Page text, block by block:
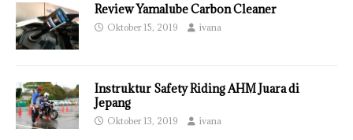
Review Yamalube Carbon Cleaner
Oktober 15, 2019 ivana
Instruktur Safety Riding AHM Juara di
Jepang
Oktober 13, 2019 ivana